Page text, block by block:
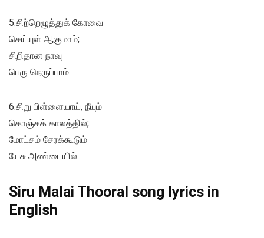
5.சிற்றெழுத்துக் கோவை
செய்யுள் ஆகுமாம்;
சிறிதான நாவு
பெரு நெருப்பாம்.
6.சிறு பிள்ளையாய், நீயும்
கொஞ்சக் காலத்தில்;
மோட்சம் சேரக்கூடும்
யேசு அண்டையில்.
Siru Malai Thooral song lyrics in
English